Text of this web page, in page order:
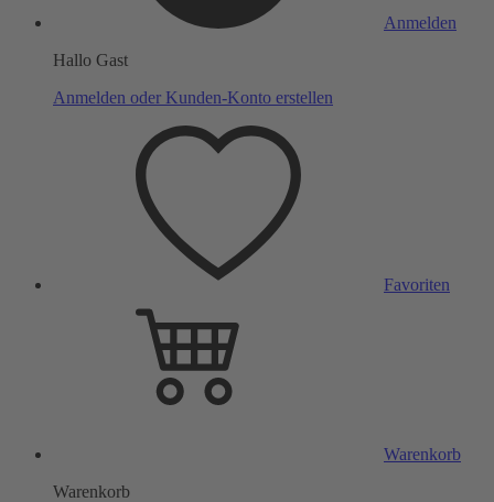
Anmelden
Hallo Gast
Anmelden oder Kunden-Konto erstellen
Favoriten
Warenkorb
Warenkorb